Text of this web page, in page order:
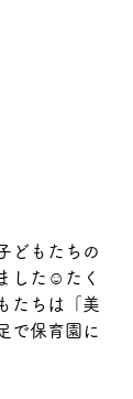
どもたちの
した☺たく
たちは「美
で保育園に